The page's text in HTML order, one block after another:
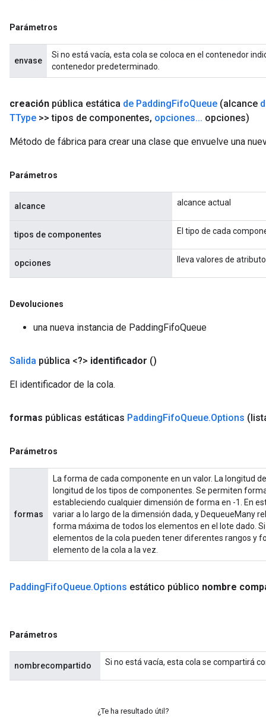
Parámetros
envase
Si no está vacía, esta cola se coloca en el contenedor
contenedor predeterminado.
creación pública estática de PaddingFifoQueue (alcance
TType >> tipos de componentes, opciones... opciones)
Método de fábrica para crear una clase que envuelve una
Parámetros
alcance alcance actual
tipos de componentes El tipo de cada
opciones lleva valores de
Devoluciones
una nueva instancia de PaddingFifoQueue
Salida pública <?> identificador ()
El identificador de la cola.
formas públicas estáticas PaddingFifoQueue.Options
Parámetros
formas
La forma de cada componente en un valor. La longitud
longitud de los tipos de componentes. Se permiten
estableciendo cualquier dimensión de forma en -1. En
variar a lo largo de la dimensión dada, y DequeueMany
forma máxima de todos los elementos en el lote dado.
elementos de la cola pueden tener diferentes rangos y
elemento de la cola a la vez.
PaddingFifoQueue.Options estático público nombre
Parámetros
nombrecompartido Si no está vacía, esta cola se compartirá
¿Te ha resultado útil?